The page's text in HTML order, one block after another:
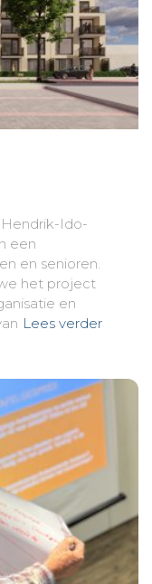
Ido-
een
en senioren.
het project
en
Lees verder